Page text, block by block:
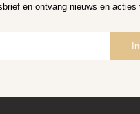
en ontvang nieuws en acties